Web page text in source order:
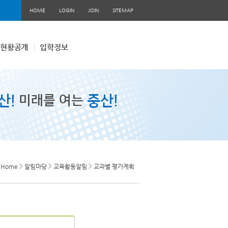
HOME LOGIN JOIN SITEMAP
황공개 입학정보
! 미래를 여는중산!
Home > 알림마당 > 교육활동알림 > 교과별 평가계획